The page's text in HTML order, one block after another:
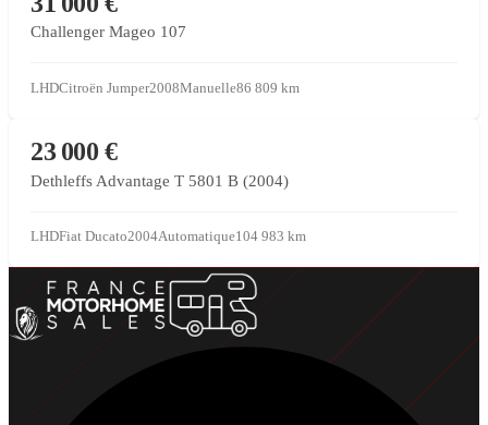
Challenger Mageo 107
LHDCitroën Jumper2008Manuelle86 809 km
CONCESSIONNAIRE PARTENAIRE
23 000 €
Dethleffs Advantage T 5801 B (2004)
LHDFiat Ducato2004Automatique104 983 km